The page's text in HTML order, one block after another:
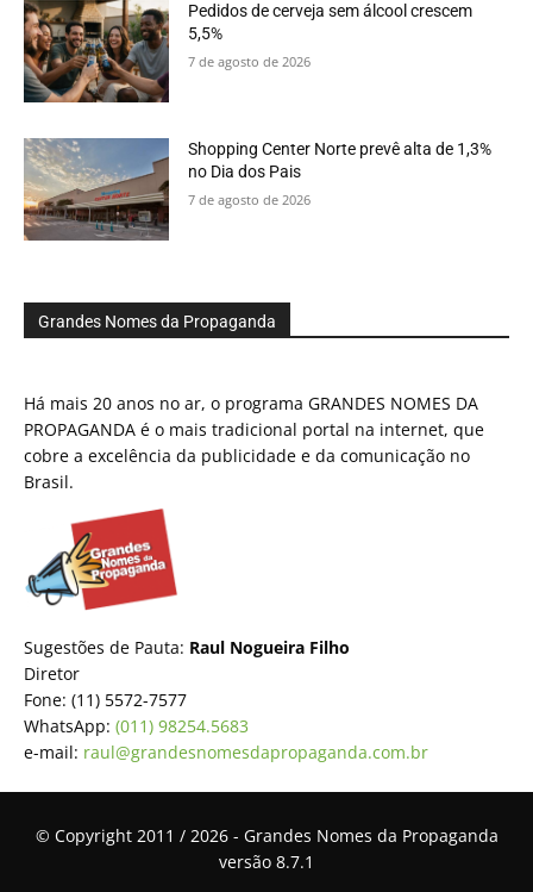
Pedidos de cerveja sem álcool crescem
5,5%
7 de agosto de 2026
Shopping Center Norte prevê alta de 1,3%
no Dia dos Pais
7 de agosto de 2026
Grandes Nomes da Propaganda
Há mais 20 anos no ar, o programa GRANDES NOMES DA
PROPAGANDA é o mais tradicional portal na internet, que
cobre a excelência da publicidade e da comunicação no
Brasil.
Sugestões de Pauta: Raul Nogueira Filho
Diretor
Fone: (11) 5572-7577
WhatsApp: (011) 98254.5683
e-mail: raul@grandesnomesdapropaganda.com.br
© Copyright 2011 / 2026 - Grandes Nomes da Propaganda
versão 8.7.1